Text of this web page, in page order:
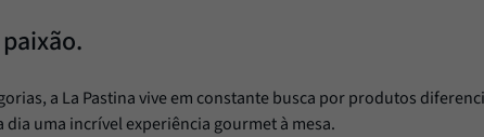
a La Pastina vive em constante busca por produtos
dia uma incrível experiência gourmet à mesa.